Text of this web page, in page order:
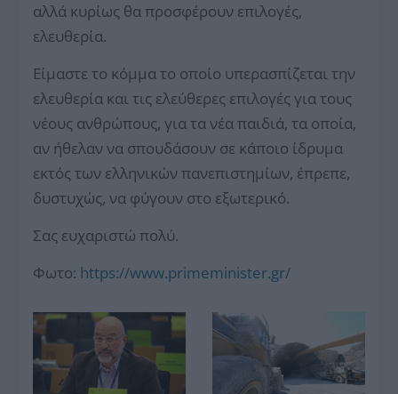
αλλά κυρίως θα προσφέρουν επιλογές,
ελευθερία.
Είμαστε το κόμμα το οποίο υπερασπίζεται την
ελευθερία και τις ελεύθερες επιλογές για τους
νέους ανθρώπους, για τα νέα παιδιά, τα οποία,
αν ήθελαν να σπουδάσουν σε κάποιο ίδρυμα
εκτός των ελληνικών πανεπιστημίων, έπρεπε,
δυστυχώς, να φύγουν στο εξωτερικό.
Σας ευχαριστώ πολύ.
Φωτο: https://www.primeminister.gr/